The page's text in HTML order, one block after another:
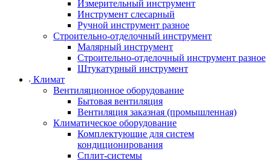
Измерительный инструмент
Инструмент слесарный
Ручной инструмент разное
Строительно-отделочный инструмент
Малярный инструмент
Строительно-отделочный инструмент разное
Штукатурный инструмент
Климат
Вентиляционное оборудование
Бытовая вентиляция
Вентиляция заказная (промышленная)
Климатическое оборудование
Комплектующие для систем
кондиционирования
Сплит-системы